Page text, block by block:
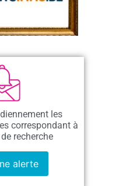
les
correspondant à
recherche
alerte